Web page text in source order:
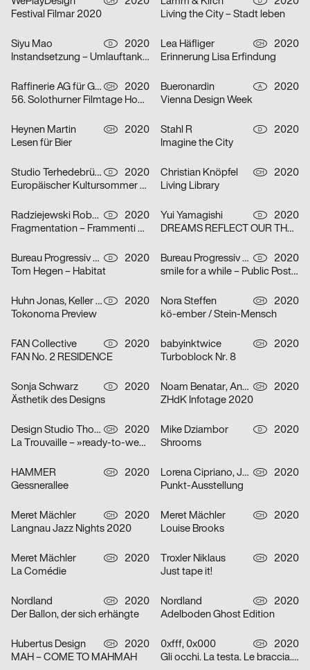
CH
Festival Filmar 2020
D
Living the City – Stadt leben
Siyu Mao D
2020
Instandsetzung – Umlauftank 2
Lea Häfliger CH
2020
Erinnerung Lisa Erfindung
Raffinerie AG für Gestaltung CH
2020
56. Solothurner Filmtage Home Edition
Bueronardin A
2020
Vienna Design Week
Heynen Martin CH
2020
Lesen für Bier
Stahl R D
2020
Imagine the City
Studio Terhedebrügge D
2020
Europäischer Kultursommer Fellbach
Christian Knöpfel CH
2020
Living Library
Radziejewski Robert D
2020
Fragmentation – Frammenti di Due
Yui Yamagishi D
2020
DREAMS REFLECT OUR THOUGHTS
Bureau Progressiv visuelle Kommunikation D
2020
Tom Hegen – Habitat
Bureau Progressiv visuelle Kommunikation D
2020
smile for a while – Public Poster Gallery Reloaded
Huhn Jonas, Keller Dominik D
2020
Tokonoma Preview
Nora Steffen CH
2020
kö-ember / Stein-Mensch
FAN Collective D
2020
FAN No. 2 RESIDENCE
babyinktwice CH
2020
Turboblock Nr. 8
Sonja Schwarz D
2020
Ästhetik des Designs
Noam Benatar, Anamaria Fernandez, Vilté Jurgutyté, Keller Samara CH
2020
ZHdK Infotage 2020
Design Studio Thom Pfister CH
2020
La Trouvaille – »ready-to-wear«
Mike Dziambor D
2020
Shrooms
HAMMER CH
2020
Gessnerallee
Lorena Cipriano, Julia Hoogkamer CH
2020
Punkt-Ausstellung
Meret Mächler CH
2020
Langnau Jazz Nights 2020
Meret Mächler CH
2020
Louise Brooks
Meret Mächler CH
2020
La Comédie
Troxler Niklaus CH
2020
Just tape it!
Nordland CH
2020
Der Ballon, der sich erhängte
Nordland CH
2020
Adelboden Ghost Edition
Hubertus Design CH
2020
MAH – COME TO MAHMAH
0xfff, 0x000 CH
2020
Gli occhi. La testa. Le braccia. Le mani. Il cuore. Grazie.